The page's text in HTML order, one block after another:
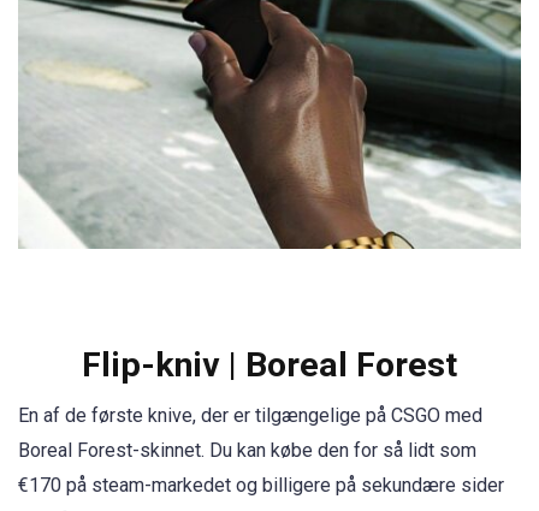
Flip-kniv | Boreal Forest
En af de første knive, der er tilgængelige på CSGO med
Boreal Forest-skinnet. Du kan købe den for så lidt som
€170 på steam-markedet og billigere på sekundære sider